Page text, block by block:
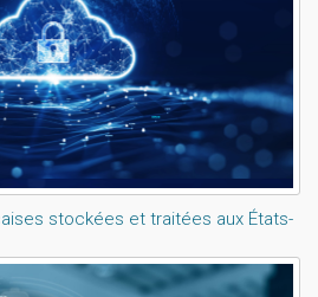
stockées et traitées aux États-